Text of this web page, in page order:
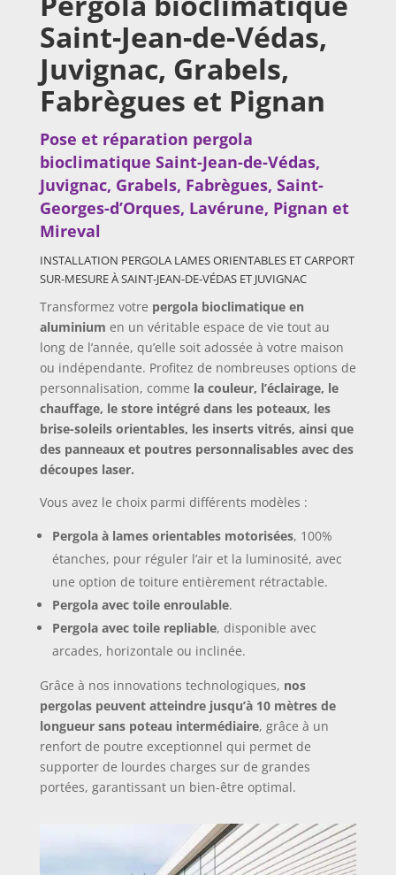
Saint-Jean-de-Védas,
Juvignac, Grabels,
Fabrègues et Pignan
Pose et réparation pergola
bioclimatique Saint-Jean-de-Védas,
Juvignac, Grabels, Fabrègues, Saint-
Georges-d’Orques, Lavérune, Pignan et
Mireval
INSTALLATION PERGOLA LAMES ORIENTABLES ET CARPORT
SUR-MESURE ÀSAINT-JEAN-DE-VÉDAS ET JUVIGNAC
Transformez votre pergola bioclimatique en
aluminium en un véritable espace de vie tout au
long de l’année, qu’elle soit adossée à votre maison
ou indépendante. Profitez de nombreuses options de
personnalisation, comme la couleur, l’éclairage, le
chauffage, le store intégré dans les poteaux, les
brise-soleils orientables, les inserts vitrés, ainsi que
des panneaux et poutres personnalisables avec des
découpes laser.
Vous avez le choix parmi différents modèles :
Pergola à lames orientables motorisées, 100%
étanches, pour réguler l’air et la luminosité, avec
une option de toiture entièrement rétractable.
Pergola avec toile enroulable.
Pergola avec toile repliable, disponible avec
arcades, horizontale ou inclinée.
Grâce à nos innovations technologiques, nos
pergolas peuvent atteindre jusqu’à 10 mètres de
longueur sans poteau intermédiaire, grâce à un
renfort de poutre exceptionnel qui permet de
supporter de lourdes charges sur de grandes
portées, garantissant un bien-être optimal.